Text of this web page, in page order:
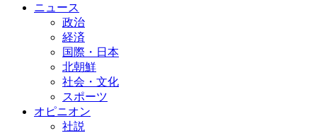
ニュース
政治
経済
国際・日本
北朝鮮
社会・文化
スポーツ
オピニオン
社説